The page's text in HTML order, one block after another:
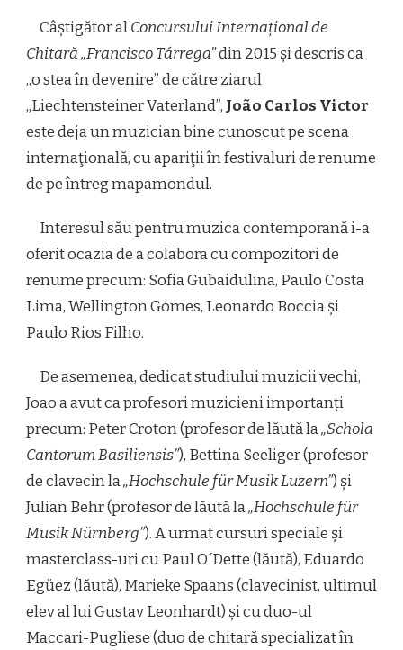
Câștigător alConcursului Internațional de
Chitară „Francisco Tárrega”din 2015 și descris ca
„o stea în devenire” de către ziarul
„Liechtensteiner Vaterland”, João Carlos Victor
este deja un muzician bine cunoscut pe scena
internaţională, cu apariţii în festivaluri de renume
de pe întreg mapamondul.
Interesul său pentru muzica contemporană i-a
oferit ocazia de a colabora cu compozitori de
renume precum: Sofia Gubaidulina, Paulo Costa
Lima, Wellington Gomes, Leonardo Boccia și
Paulo Rios Filho.
De asemenea, dedicat studiului muzicii vechi,
Joao a avut ca profesori muzicieni importanți
precum: Peter Croton (profesor de lăută la„Schola
Cantorum Basiliensis”), Bettina Seeliger (profesor
de clavecin la„Hochschule für Musik Luzern”) și
Julian Behr (profesor de lăută la„Hochschule für
Musik Nürnberg”). A urmat cursuri speciale și
masterclass-uri cu Paul O´Dette (lăută), Eduardo
Egüez (lăută), Marieke Spaans (clavecinist, ultimul
elev al lui Gustav Leonhardt) și cu duo-ul
Maccari-Pugliese (duo de chitară specializat în